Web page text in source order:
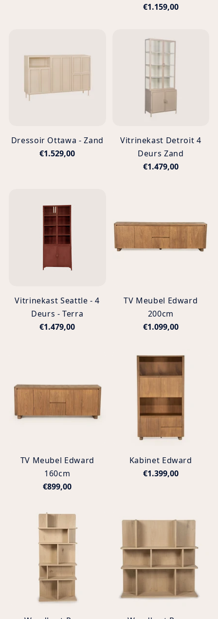
€1.159,00
Dressoir Ottawa - Zand
€1.529,00
Vitrinekast Detroit 4
Deurs Zand
€1.479,00
Vitrinekast Seattle - 4
Deurs - Terra
€1.479,00
TV Meubel Edward
200cm
€1.099,00
TV Meubel Edward
160cm
€899,00
Kabinet Edward
€1.399,00